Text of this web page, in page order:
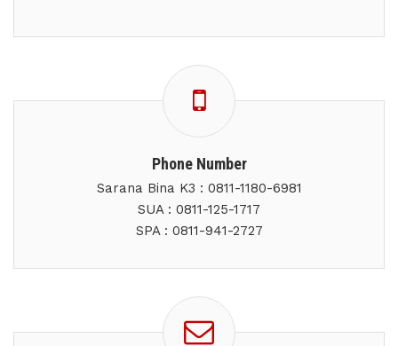
Phone Number
Sarana Bina K3 : 0811-1180-6981
SUA : 0811-125-1717
SPA : 0811-941-2727